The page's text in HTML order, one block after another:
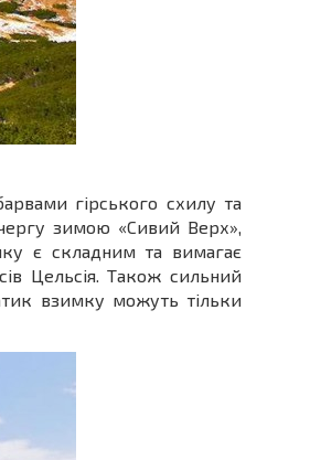
гірського схилу та
зимою «Сивий Верх»,
є складним та вимагає
Цельсія. Також сильний
взимку можуть тільки